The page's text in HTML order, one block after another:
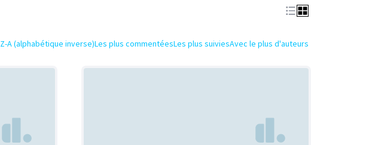
Z-A (alphabétique inverse)Les plus commentéesLes plus suiviesAvec le plus d'auteurs